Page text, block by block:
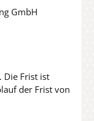
GmbH
Die Frist ist
der Frist von